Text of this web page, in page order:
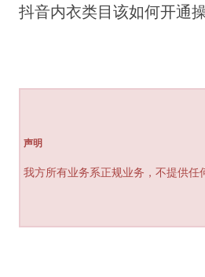
抖音内衣类目该如何开通
声明
我方所有业务系正规业务，不提供任